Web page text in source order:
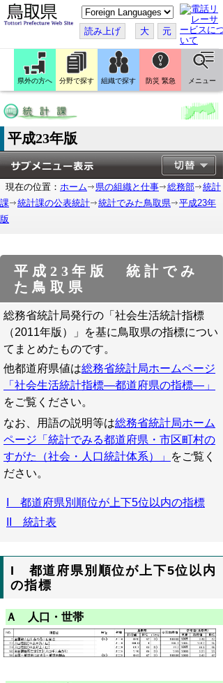
こ
の
ペ
ー
ジ
翻
訳
す
読み上げ 大 元
県外の方へ 分野で探す 組織で探す 防災 緊急 メニュー
平成23年版
現在の位置： ホーム 県の組織と仕事 総務部
統計
課
統計課の公表統計 統計でみた鳥取県
平成23年
版
平成23年版 統計でみ
た鳥取県
総務省統計局発行の「社会生活統計指標
（2011年版）」を基に鳥取県の指標につい
てまとめたものです。
他都道府県値は総務省統計局ホームページ
「社会生活統計指標―都道府県の指標―」
をご覧ください。
なお、用語の説明等は総務省統計局ホーム
ページ「統計でみる都道府県・市区町村の
すがた（社会・人口統計体系）」
をご覧く
ださい。
I 都道府県別順位が上下5位以内の指標
II 統計表
I 都道府県別順位が上下5位以内
の指標
Ａ 人口・世帯